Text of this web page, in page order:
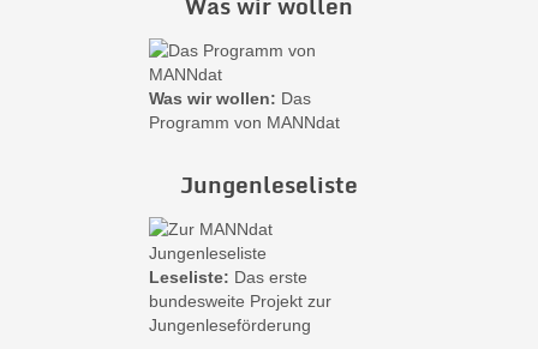
Was wir wollen: Das
Programm von MANNdat
Jungenleseliste
Leseliste: Das erste
bundesweite Projekt zur
Jungenleseförderung